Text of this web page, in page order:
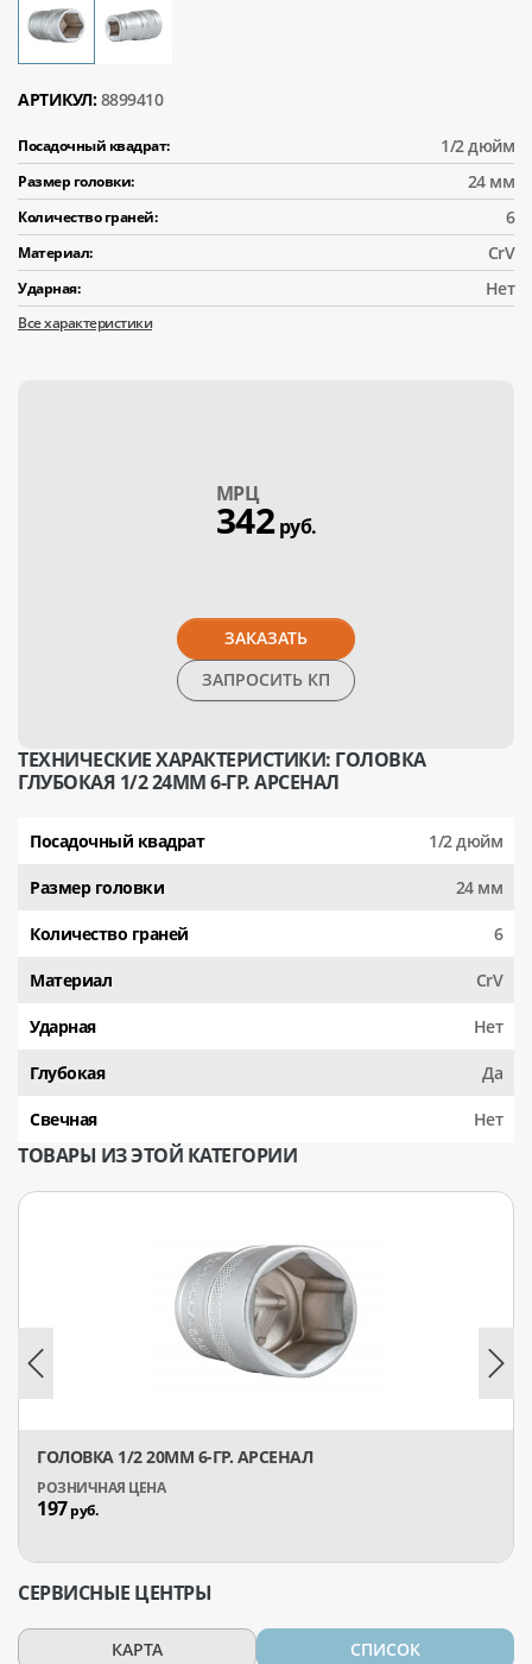
АРТИКУЛ: 8899410
Посадочный квадрат: 1/2 дюйм
Размер головки: 24 мм
Количество граней: 6
Материал: CrV
Ударная: Нет
Все характеристики
МPЦ
342руб.
ЗАКАЗАТЬ
ЗАПРОСИТЬ КП
ТЕХНИЧЕСКИЕ ХАРАКТЕРИСТИКИ: ГОЛОВКА
ГЛУБОКАЯ 1/2 24ММ 6-ГР. АРСЕНАЛ
Посадочный квадрат 1/2 дюйм
Размер головки 24 мм
Количество граней 6
Материал CrV
Ударная Нет
Глубокая Да
Свечная Нет
ТОВАРЫ ИЗ ЭТОЙ КАТЕГОРИИ
ГОЛОВКА 1/2 20ММ 6-ГР. АРСЕНАЛ
197руб.
СЕРВИСНЫЕ ЦЕНТРЫ
КАРТА СПИСОК